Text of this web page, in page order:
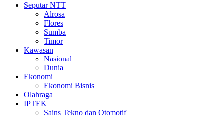
Seputar NTT
Alrosa
Flores
Sumba
Timor
Kawasan
Nasional
Dunia
Ekonomi
Ekonomi Bisnis
Olahraga
IPTEK
Sains Tekno dan Otomotif